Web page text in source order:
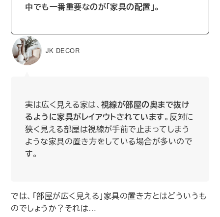
中でも一番重要なのが｢家具の配置｣。
JK DECOR
実は広く見える家は、 視線が部屋の奥まで抜け
るように家具がレイアウトされています。反対に
狭く見える部屋は視線が手前で止まってしまう
ような家具の置き方をしている場合が多いので
す。
では、｢部屋が広く見える｣家具の置き方とはどういうも
のでしょうか？それは…